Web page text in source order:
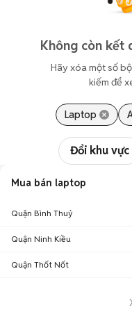
Không còn kết
Hãy xóa một số
kiếm để
Laptop
Đổi khu vực
Mua bán laptop
Quận Bình Thuỷ
Quận Ninh Kiều
Quận Thốt Nốt